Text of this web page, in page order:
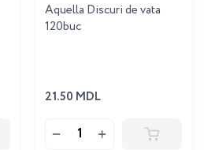
Aquella Discuri de vata
120buc
21.50 MDL